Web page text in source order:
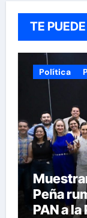
TE
Política
Peña
PAN a